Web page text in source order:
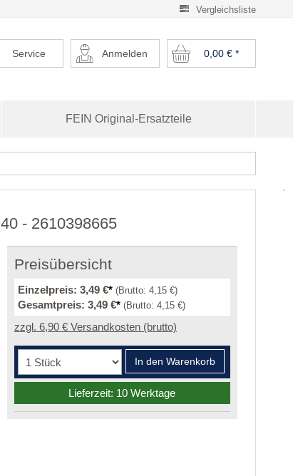
Vergleichsliste
0,00 €*
Anmelden
Service
FEIN Original-Ersatzteile
- 2610398665
Preisübersicht
Einzelpreis: 3,49 €* (Brutto: 4,15 €)
Gesamtpreis: 3,49 €* (Brutto: 4,15 €)
zzgl. 6,90 € Versandkosten (brutto)
In den Warenkorb
Lieferzeit: 10 Werktage